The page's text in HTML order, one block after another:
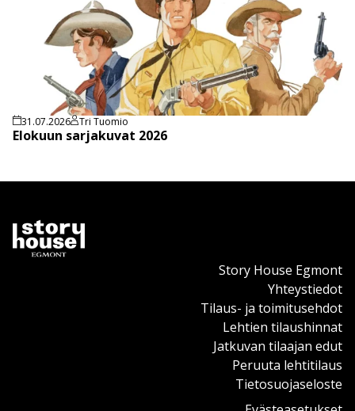
31.07.2026 Tri Tuomio
Elokuun sarjakuvat 2026
Story House Egmont
Yhteystiedot
Tilaus- ja toimitusehdot
Lehtien tilaushinnat
Jatkuvan tilaajan edut
Peruuta lehtitilaus
Tietosuojaseloste